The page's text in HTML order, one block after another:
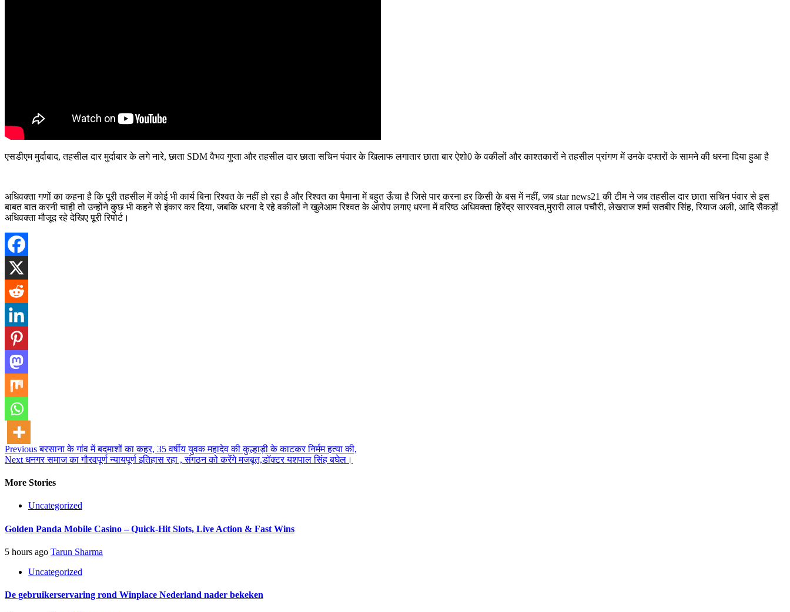
एसडीएम मुर्दाबाद, तहसील दार मुर्दाबार के लगे नारे, छाता SDM वैभव गुप्ता और तहसील दार छाता सचिन पंवार के खिलाफ लगातार छाता बार ऐशो0 के वकीलों और काश्तकारों ने तहसील प्रांगण में उनके दफ्तरों के सामने की धरना दिया हुआ है
अधिवक्ता गणों का कहना है कि पूरी तहसील में कोई भी कार्य बिना रिश्वत के नहीं हो रहा है और रिश्वत का पैमाना में बहुत ऊँचा है जिसे पार करना हर किसी के बस में नहीं, जब star news21 की टीम ने जब तहसील दार छाता सचिन पंवार से इस
बाबत बात करनी चाही तो उन्होंने कुछ भी कहने से इंकार कर दिया, जबकि धरना दे रहे वकीलों ने खुलेआम रिश्वत के आरोप लगाए धरना में वरिष्ठ अधिवक्ता हिरेंद्र सारस्वत,मुरारी लाल पचौरी, लेखराज शर्मा सतबीर सिंह, रियाज अली, आदि सैकड़ों
अधिवक्ता मौजूद रहे देखिए पूरी रिपोर्ट।
Post
navigation
Previousबरसाना के गांव में बदमाशों का कहर, 35 वर्षीय युवक महादेव की कुल्हाड़ी के काटकर निर्मम हत्या की,
Next धनगर समाज का गौरवपूर्ण न्यायपूर्ण इतिहास रहा , संगठन को करेंगे मजबूत,डॉक्टर यशपाल सिंह बघेल।
More Stories
Uncategorized
Golden Panda Mobile Casino – Quick‑Hit Slots, Live Action & Fast Wins
5 hours ago Tarun Sharma
Uncategorized
De gebruikerservaring rond Winplace Nederland nader bekeken